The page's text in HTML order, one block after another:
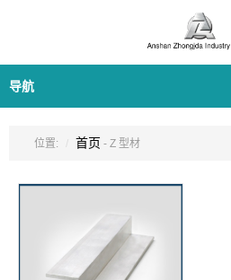
导航
位置: 首页 - Z 型材